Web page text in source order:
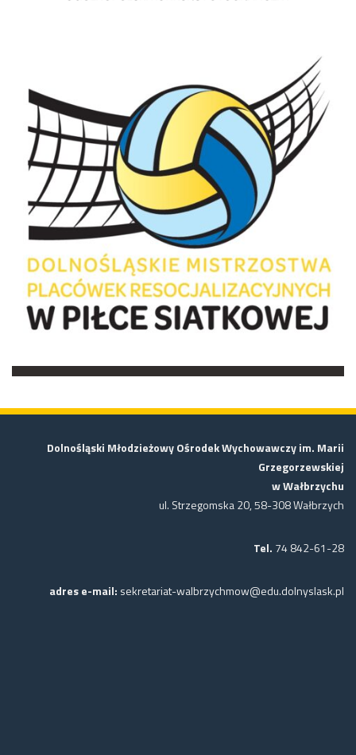
Dolnośląski Młodzieżowy Ośrodek Wychowawczy im. Marii
Grzegorzewskiej
w Wałbrzychu
ul. Strzegomska 20, 58-308 Wałbrzych
Tel. 74 842-61-28
adres e-mail: sekretariat-walbrzychmow@edu.dolnyslask.pl